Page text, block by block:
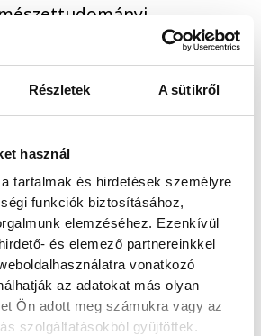
Részletek A sütikről
használ
tartalmak és hirdetések személyre
funkciók biztosításához,
elemzéséhez. Ezenkívül
és elemező partnereinkkel
vonatkozó
az adatokat más olyan
Ön adott meg számukra vagy az
szolgáltatásokból gyűjtöttek.
az osztályfőnöki órákon
problémákig.
oktatási segédanyag is
amely különböző
feladatokat kínál a
A program
a választható filmek,
a mozik listája és a
az Art-Mozi Egyesület